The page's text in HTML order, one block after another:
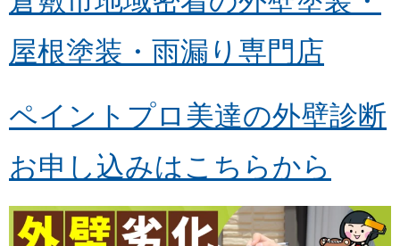
屋根塗装・雨漏り専門店
ペイントプロ美達の外壁診断
お申し込みはこちらから